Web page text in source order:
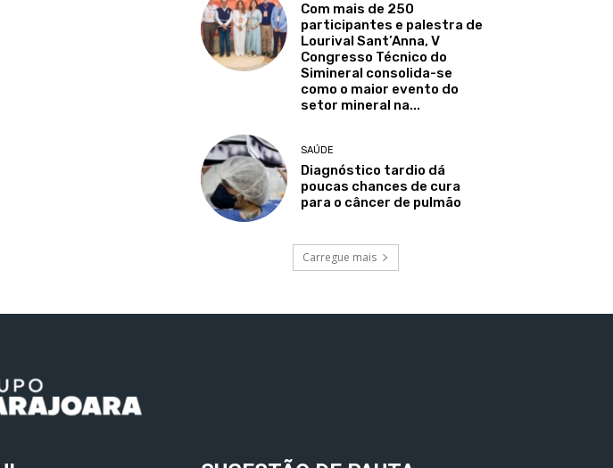
Com mais de 250
participantes e palestra de
Lourival Sant’Anna, V
Congresso Técnico do
Simineral consolida-se
como o maior evento do
setor mineral na...
SAÚDE
Diagnóstico tardio dá
poucas chances de cura
para o câncer de pulmão
Carregue mais